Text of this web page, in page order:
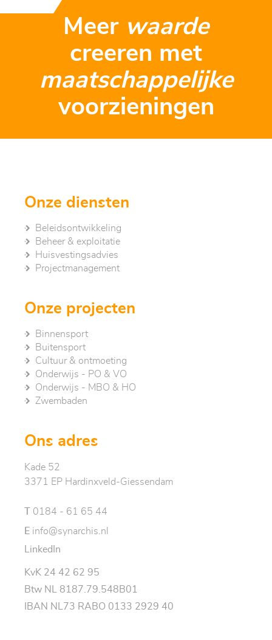
Meer waarde
creeren met
maatschappelijke
voorzieningen
Onze diensten
Beleidsontwikkeling
Beheer & exploitatie
Huisvestingsadvies
Project­management
Onze projecten
Binnensport
Buitensport
Cultuur & ontmoeting
Onderwijs - PO & VO
Onderwijs - MBO & HO
Zwembaden
Ons adres
Kade 52
3371 EP Hardinxveld-Giessendam
T 0184 - 61 65 44
E info@synarchis.nl
LinkedIn
KvK 24 42 62 95
Btw NL 8187.79.548B01
IBAN NL73 RABO 0133 2929 40